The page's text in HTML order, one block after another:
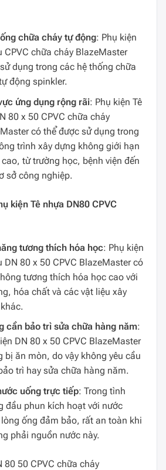
chữa cháy tự động: Phụ kiện
CPVC chữa cháy BlazeMaster
dụng trong các hệ thống chữa
động spinkler.
ứng dụng rộng rãi: Phụ kiện Tê
80 x 50 CPVC chữa cháy
có thể được sử dụng trong
trình xây dựng không giới hạn
từ trường học, bệnh viện đến
sở công nghiệp.
kiện Tê nhựa DN80 CPVC
tương thích hóa học: Phụ kiện
DN 80 x 50 CPVC BlazeMaster có
tương thích hóa học cao với
hóa chất và các vật liệu xây
cần bảo trì sửa chữa hàng năm:
DN 80 x 50 CPVC BlazeMaster
bị ăn mòn, do vậy không yêu cầu
trì hay sửa chữa hàng năm.
uống trực tiếp: Trong tình
đầu phun kích hoạt với nước
ống đảm bảo, rất an toàn khi
phải nguồn nước này.
80 50 CPVC chữa cháy